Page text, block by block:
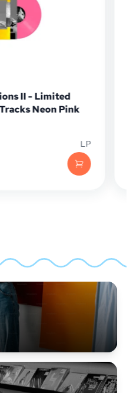
II - Limited
Neon Pink
LP